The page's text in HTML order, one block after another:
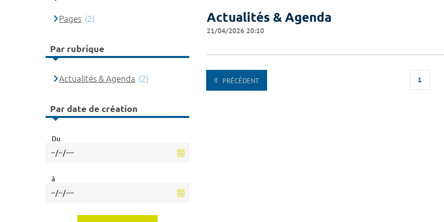
Actualités & Agenda
21/04/2026 20:10
PRÉCÉDENT 1
Pages (2)
Par rubrique
Actualités & Agenda (2)
Par date de création
Du
à